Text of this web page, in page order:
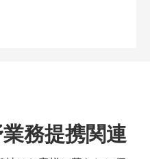
務提携関連